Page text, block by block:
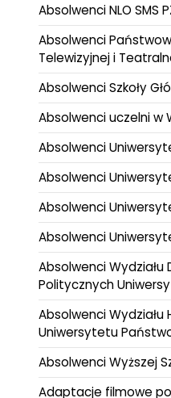
Absolwenci NLO SMS
Absolwenci
Telewizyjnej i
Absolwenci Szkoły
Absolwenci uczelni w
Absolwenci
Absolwenci
Absolwenci
Absolwenci
Absolwenci Wydziału
Politycznych
Absolwenci Wydziału
Uniwersytetu
Absolwenci Wyższej
Adaptacje filmowe